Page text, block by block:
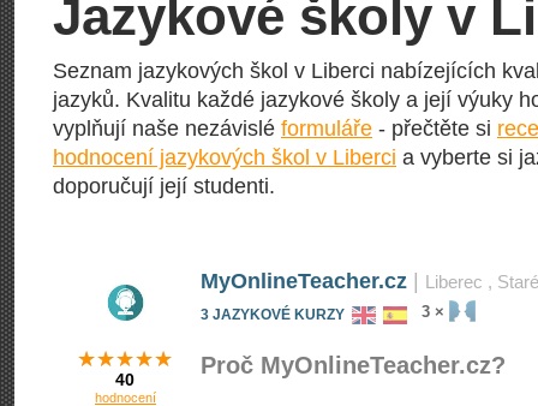
Jazykové školy v
Seznam jazykových škol v Liberci nabízejících
jazyků. Kvalitu každé jazykové školy a její výuky
vyplňují naše nezávislé formuláře - přečtěte si
hodnocení jazykových škol v Liberci a vyberte si
doporučují její studenti.
MyOnlineTeacher.cz Liberec ,
3 JAZYKOVÉ KURZY 3 ×
40
hodnocení
Proč MyOnlineTeacher­.cz?